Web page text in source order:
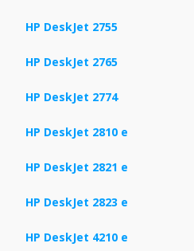
HP DeskJet 2755
HP DeskJet 2765
HP DeskJet 2774
HP DeskJet 2810 e
HP DeskJet 2821 e
HP DeskJet 2823 e
HP DeskJet 4210 e